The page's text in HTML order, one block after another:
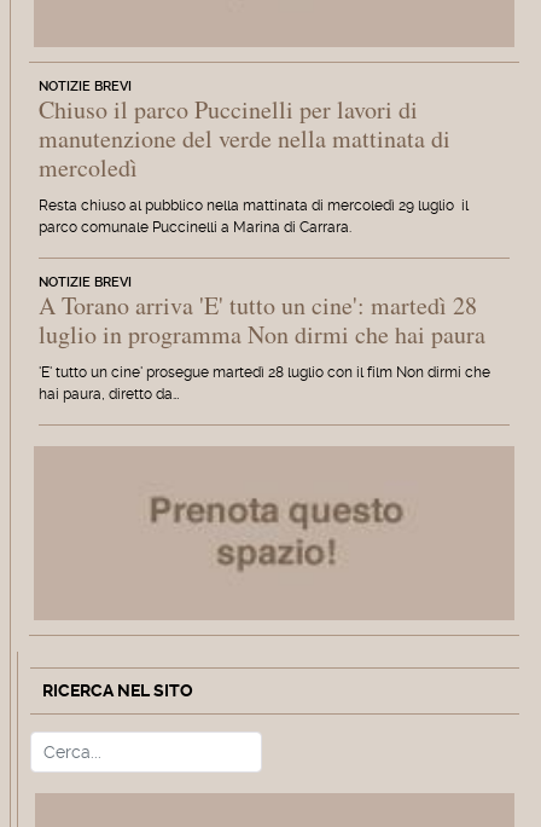
NOTIZIE BREVI
Chiuso il parco Puccinelli per lavori di
manutenzione del verde nella mattinata di
mercoledì
Resta chiuso al pubblico nella mattinata di mercoledì 29 luglio il
parco comunale Puccinelli a Marina di Carrara.
NOTIZIE BREVI
A Torano arriva 'E' tutto un cine': martedì 28
luglio in programma Non dirmi che hai paura
'E' tutto un cine' prosegue martedì 28 luglio con il film Non dirmi che
hai paura, diretto da…
RICERCA NEL SITO
Cerca Type 2 or more characters for